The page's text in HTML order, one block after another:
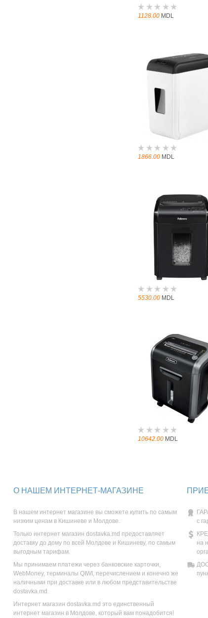
1128.00 MDL
1866.00 MDL
5530.00 MDL
10642.00 MDL
О НАШЕМ ИНТЕРНЕТ-МАГАЗИНЕ
В нашем интернет магазине вы сможете купить по самым
низким ценам в Кишиневе и Молдове.
Только интернет магазин dostavka.md предоставляет
доставку до дому по всей Молдове и Кишиневу, по самым
выгодным тарифам.
Мы принимаем платежи через банковские карточки,
WebMoney, терминалы QIWI, перечислением и конечно же
наличными при доставке или в любом представительстве
dostavka.md.
Интернет магазин dostavka.md это единственный
интернет магазин в Молдове, который вам понадобится!
с
на